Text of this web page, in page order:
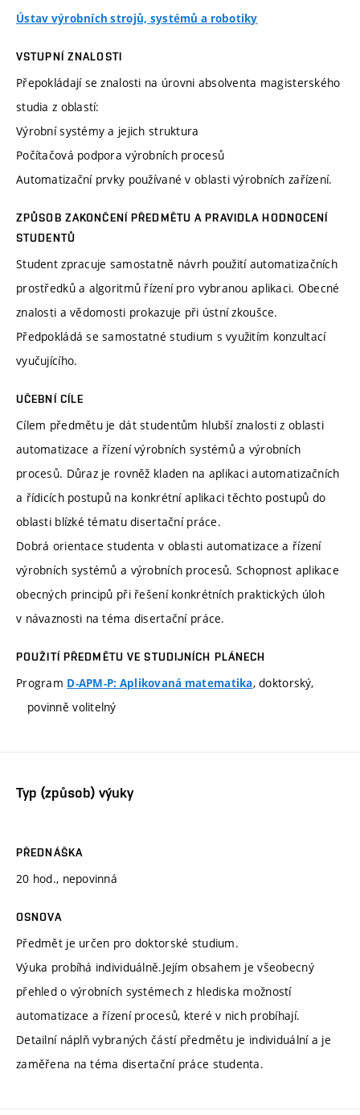
Ústav výrobních strojů, systémů a robotiky
VSTUPNÍ ZNALOSTI
Přepokládají se znalosti na úrovni absolventa magisterského
studia z oblastí:
Výrobní systémy a jejich struktura
Počítačová podpora výrobních procesů
Automatizační prvky používané v oblasti výrobních zařízení.
ZPŮSOB ZAKONČENÍ PŘEDMĚTU A PRAVIDLA HODNOCENÍ
STUDENTŮ
Student zpracuje samostatně návrh použití automatizačních
prostředků a algoritmů řízení pro vybranou aplikaci. Obecné
znalosti a vědomosti prokazuje při ústní zkoušce.
Předpokládá se samostatné studium s využitím konzultací
vyučujícího.
UČEBNÍ CÍLE
Cílem předmětu je dát studentům hlubší znalosti z oblasti
automatizace a řízení výrobních systémů a výrobních
procesů. Důraz je rovněž kladen na aplikaci automatizačních
a řídicích postupů na konkrétní aplikaci těchto postupů do
oblasti blízké tématu disertační práce.
Dobrá orientace studenta v oblasti automatizace a řízení
výrobních systémů a výrobních procesů. Schopnost aplikace
obecných principů při řešení konkrétních praktických úloh
v návaznosti na téma disertační práce.
POUŽITÍ PŘEDMĚTU VE STUDIJNÍCH PLÁNECH
Program D-APM-P: Aplikovaná matematika, doktorský,
povinně volitelný
Typ (způsob) výuky
PŘEDNÁŠKA
20 hod., nepovinná
OSNOVA
Předmět je určen pro doktorské studium.
Výuka probíhá individuálně.Jejím obsahem je všeobecný
přehled o výrobních systémech z hlediska možností
automatizace a řízení procesů, které v nich probíhají.
Detailní náplň vybraných částí předmětu je individuální a je
zaměřena na téma disertační práce studenta.